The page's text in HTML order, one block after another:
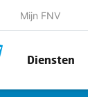
Mijn FNV
Diensten